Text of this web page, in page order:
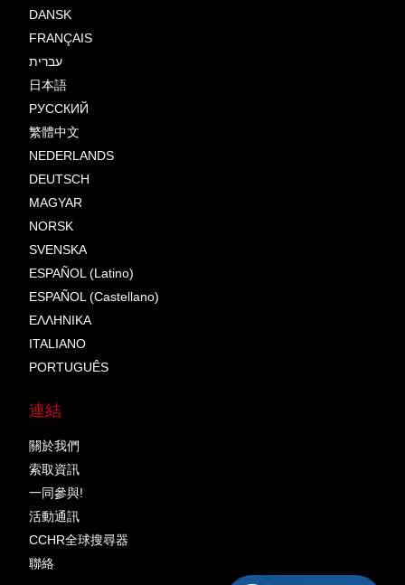
DANSK
FRANÇAIS
עברית
日本語
РУССКИЙ
繁體中文
NEDERLANDS
DEUTSCH
MAGYAR
NORSK
SVENSKA
ESPAÑOL (Latino)
ESPAÑOL (Castellano)
ΕΛΛΗΝΙΚA
ITALIANO
PORTUGUÊS
連結
關於我們
索取資訊
一同參與!
活動通訊
CCHR全球搜尋器
聯絡